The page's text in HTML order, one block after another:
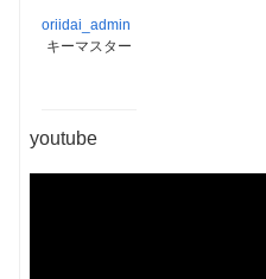
oriidai_admin
キーマスター
youtube